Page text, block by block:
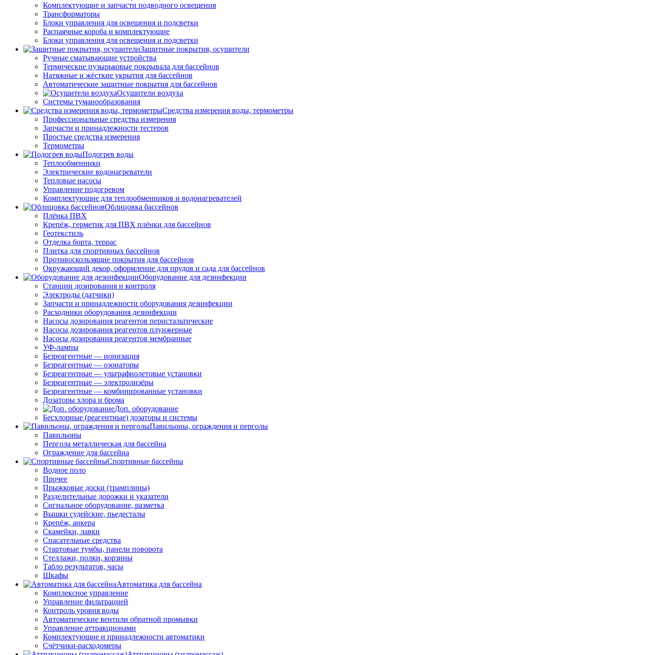
Комплектующие и запчасти подводного освещения
Трансформаторы
Блоки управления для освещения и подсветки
Распаячные короба и комплектующие
Блоки управления для освещения и подсветки
Защитные покрытия, осушители
Ручные сматывающие устройства
Термические пузырьковые покрывала для бассейнов
Натяжные и жёсткие укрытия для бассейнов
Автоматические защитные покрытия для бассейнов
Осушители воздуха
Системы туманообразования
Средства измерения воды, термометры
Профессиональные средства измерения
Запчасти и принадлежности тестеров
Простые средства измерения
Термометры
Подогрев воды
Теплообменники
Электрические водонагреватели
Тепловые насосы
Управление подогревом
Комплектующие для теплообменников и водонагревателей
Облицовка бассейнов
Плёнка ПВХ
Крепёж, герметик для ПВХ плёнки для бассейнов
Геотекстиль
Отделка борта, террас
Плитка для спортивных бассейнов
Противоскользящие покрытия для бассейнов
Окружающий декор, оформление для прудов и сада для бассейнов
Оборудование для дезинфекции
Станции дозирования и контроля
Электроды (датчики)
Запчасти и принадлежности оборудования дезинфекции
Расходники оборудования дезинфекции
Насосы дозирования реагентов перистальтические
Насосы дозирования реагентов плунжерные
Насосы дозирования реагентов мембранные
УФ-лампы
Безреагентные — ионизация
Безреагентные — озонаторы
Безреагентные — ультрафиолетовые установки
Безреагентные — электролизёры
Безреагентные — комбинированные установки
Дозаторы хлора и брома
Доп. оборудование
Бесхлорные (реагентные) дозаторы и системы
Павильоны, ограждения и перголы
Павильоны
Пергола металлическая для бассейна
Ограждение для бассейна
Спортивные бассейны
Водное поло
Прочее
Прыжковые доски (трамплины)
Разделительные дорожки и указатели
Cигнальное оборудование, разметка
Вышки судейские, пьедесталы
Крепёж, анкера
Скамейки, лавки
Спасательные средства
Стартовые тумбы, панели поворота
Стеллажи, полки, корзины
Табло результатов, часы
Шкафы
Автоматика для бассейна
Комплексное управление
Управление фильтрацией
Контроль уровня воды
Автоматические вентили обратной промывки
Управление аттракционами
Комплектующие и принадлежности автоматики
Счётчики-расходомеры